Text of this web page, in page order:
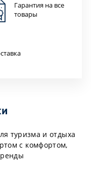
Гарантия на все
товары
туризма и отдыха
с комфортом,